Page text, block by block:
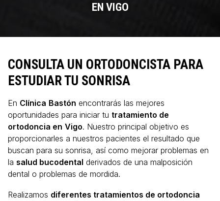
EN VIGO
CONSULTA UN ORTODONCISTA PARA
ESTUDIAR TU SONRISA
En Clínica Bastón encontrarás las mejores
oportunidades para iniciar tu tratamiento de
ortodoncia en Vigo. Nuestro principal objetivo es
proporcionarles a nuestros pacientes el resultado que
buscan para su sonrisa, así como mejorar problemas en
la salud bucodental derivados de una malposición
dental o problemas de mordida.
Realizamos diferentes tratamientos de ortodoncia